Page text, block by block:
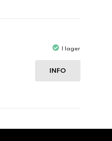
I lager
INFO